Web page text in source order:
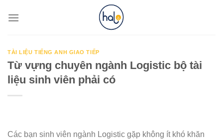
TÀI LIỆU TIẾNG ANH GIAO TIẾP
Từ vựng chuyên ngành Logistic bộ tài
liệu sinh viên phải có
Các bạn sinh viên ngành Logistic gặp không ít khó khăn